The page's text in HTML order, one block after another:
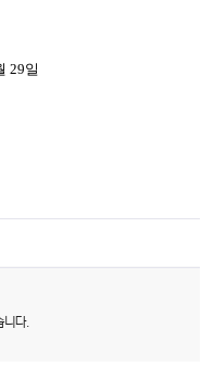
29일
니다.